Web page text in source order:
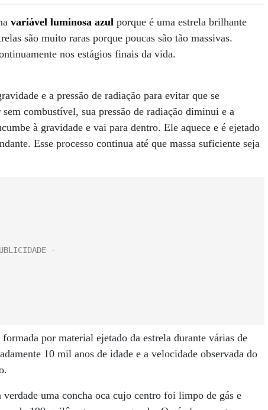
variável luminosa azul porque é uma estrela brilhante
são muito raras porque poucas são tão massivas.
nos estágios finais da vida.
e a pressão de radiação para evitar que se
combustível, sua pressão de radiação diminui e a
à gravidade e vai para dentro. Ele aquece e é ejetado
Esse processo continua até que massa suficiente seja
por material ejetado da estrela durante várias de
10 mil anos de idade e a velocidade observada do
uma concha oca cujo centro foi limpo de gás e